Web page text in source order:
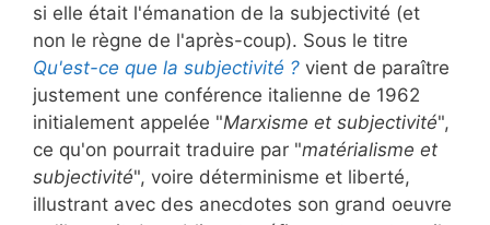
si elle était l'émanation de la subjectivité (et
non le règne de l'après-coup). Sous le titre
Qu'est-ce que la subjectivité ? vient de paraître
justement une conférence italienne de 1962
initialement appelée "Marxisme et subjectivité",
ce qu'on pourrait traduire par "matérialisme et
subjectivité", voire déterminisme et liberté,
illustrant avec des anecdotes son grand oeuvre